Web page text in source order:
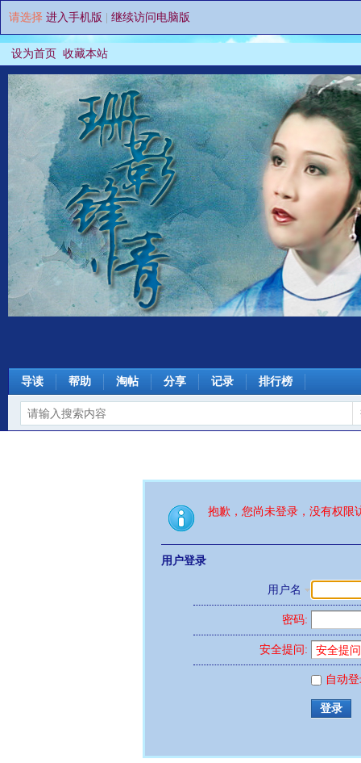
请选择 进入手机版 继续访问电脑版
设为首页 收藏本站
导读 帮助 淘帖 分享 记录 排行榜
抱歉，您尚未登录，没有权限
用户登录
用户名
密码:
安全提问:
自动
登录